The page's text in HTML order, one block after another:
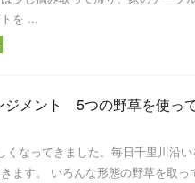
を ...
ジメント 5つの野草を使っ
くなってきました。毎日千里川沿
ます。 いろんな形態の野草を取っ